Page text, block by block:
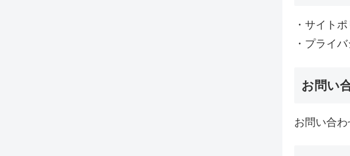
・サイト
・プライ
お問い
お問い合わ